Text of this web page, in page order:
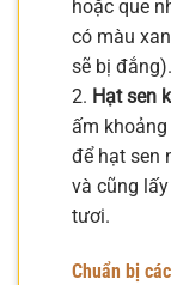
hoặc que
có màu
sẽ bị
2. Hạt sen
ấm
để hạt sen
và cũng
tươi.
Chuẩn bị